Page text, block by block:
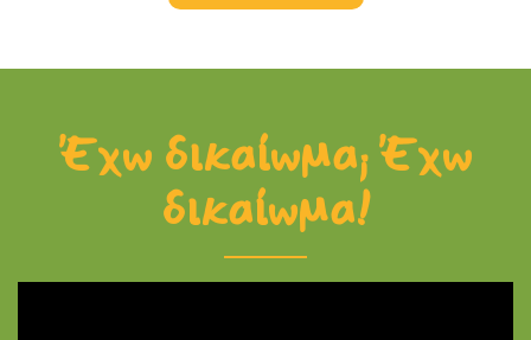
Έχω δικαίωμα; Έχω
δικαίωμα!